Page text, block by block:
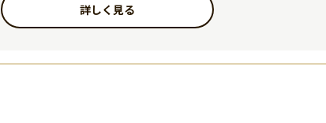
詳しく見る